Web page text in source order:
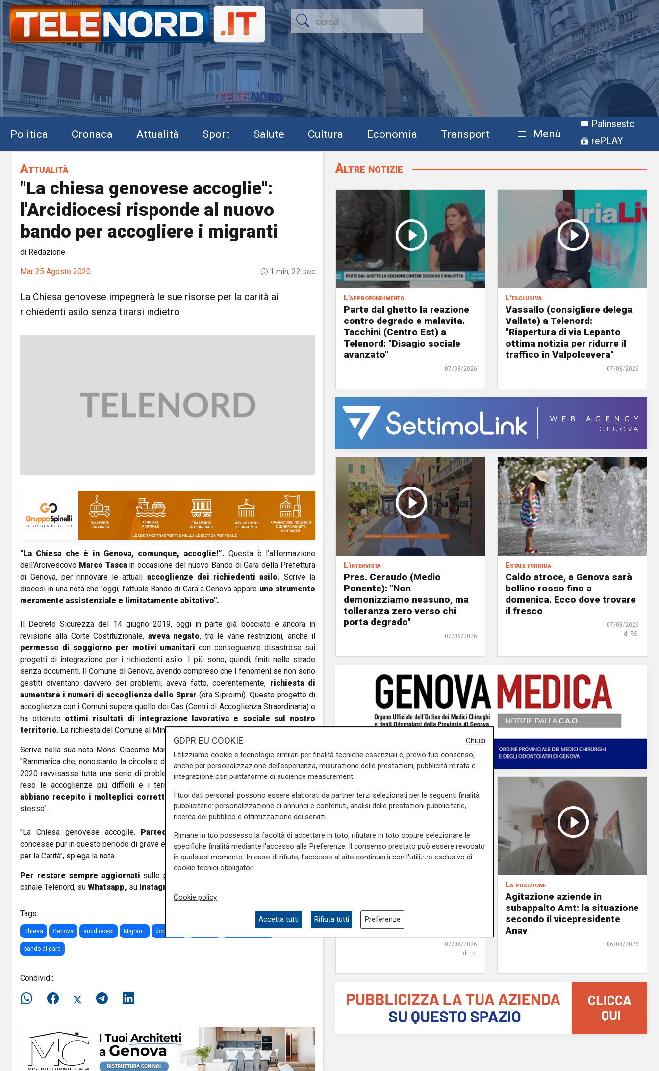
Politica Cronaca Attualità Sport Salute Cultura Economia Transport Menù
Palinsesto
rePLAY
Attualità
"La chiesa genovese accoglie":
l'Arcidiocesi risponde al nuovo
bando per accogliere i migranti
di Redazione
Mar 25 Agosto 2020 1 min, 22 sec
La Chiesa genovese impegnerà le sue risorse per la carità ai
richiedenti asilo senza tirarsi indietro
“La Chiesa che è in Genova, comunque, accoglie!”. Questa è l’affermazione
dell’Arcivescovo Marco Tascain occasione del nuovo Bando di Gara della Prefettura
di Genova, per rinnovare le attuali accoglienze dei richiedenti asilo. Scrive la
diocesi in una nota che "oggi, l’attuale Bando di Gara a Genova appare uno strumento
meramente assistenziale e limitatamente abitativo".
Il Decreto Sicurezza del 14 giugno 2019, oggi in parte già bocciato e ancora in
revisione alla Corte Costituzionale, aveva negato, tra le varie restrizioni, anche il
permesso di soggiorno per motivi umanitari con conseguenze disastrose sui
progetti di integrazione per i richiedenti asilo. I più sono, quindi, finiti nelle strade
senza documenti. Il Comune di Genova, avendo compreso che i fenomeni se non sono
gestiti diventano davvero dei problemi, aveva fatto, coerentemente, richiesta di
aumentare i numeri di accoglienza dello Sprar (ora Siproimi). Questo progetto di
accoglienza con i Comuni supera quello dei Cas (Centri di Accoglienza Straordinaria) e
ha ottenuto ottimi risultati di integrazione lavorativa e sociale sul nostro
territorio. La richiesta del Comune al Ministero era, poi, caduta nel nulla.
Scrive nella sua nota Mons. Giacomo Martino, Direttore Ufficio diocesano Migrantes:
"Rammarica che, nonostante la circolare del Ministero degli Interni del 4 febbraio del
2020 ravvisasse tutta una serie di problematiche che, dal Decreto Sicurezza, hanno
reso le accoglienze più difficili e i territori più insicuri,
abbiano recepito i molteplici correttivi insistentemente suggeriti dal Ministero
stesso".
"La Chiesa genovese accoglie. Parteciperà conscia delle gravi restrizioni
concesse pur in questo periodo di grave emergenza impegnando anche le sue risorse
per la Carità", spiega la nota.
Per restare sempre aggiornati sulle principali notizie sulla Liguria seguiteci sul
canale Telenord, su Whatsapp, su Instagram
Tags:
Chiesa Genova arcidiocesi Migranti don tasca
bando di gara
Condividi:
Altre notizie
L'approfondimento
Parte dal ghetto la reazione
contro degrado e malavita.
Tacchini (Centro Est) a
Telenord: "Disagio sociale
avanzato"
07/08/2026
L'esclusiva
Vassallo (consigliere delega
Vallate) a Telenord:
"Riapertura di via Lepanto
ottima notizia per ridurre il
traffico in Valpolcevera"
07/08/2026
L'intervista
Pres. Ceraudo (Medio
Ponente): "Non
demonizziamo nessuno, ma
tolleranza zero verso chi
porta degrado"
07/08/2026
Estate torrida
Caldo atroce, a Genova sarà
bollino rosso fino a
domenica. Ecco dove trovare
il fresco
07/08/2026
di F.S.
all'autunno: oltre due milioni
di euro per la pulizia di rivi e
torrenti
07/08/2026
di r.c.
La posizione
Agitazione aziende in
subappalto Amt: la situazione
secondo il vicepresidente
Anav
06/08/2026
Chiudi
GDPR EU COOKIE
Utilizziamo cookie e tecnologie similari per finalità tecniche essenziali e, previo tuo consenso,
anche per personalizzazione dell'esperienza, misurazione delle prestazioni, pubblicità mirata e
integrazione con piattaforme di audience measurement.
I tuoi dati personali possono essere elaborati da partner terzi selezionati per le seguenti finalità
pubblicitarie: personalizzazione di annunci e contenuti, analisi delle prestazioni pubblicitarie,
ricerca del pubblico e ottimizzazione dei servizi.
Rimane in tuo possesso la facoltà di accettare in toto, rifiutare in toto oppure selezionare le
specifiche finalità mediante l'accesso alle Preferenze. Il consenso prestato può essere revocato
in qualsiasi momento. In caso di rifiuto, l'accesso al sito continuerà con l'utilizzo esclusivo di
cookie tecnici obbligatori.
Cookie policy
Accetta tutti Rifiuta tutti Preferenze